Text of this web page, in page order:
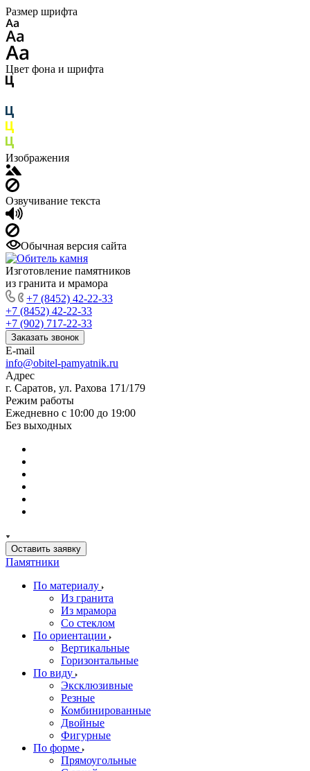
Размер шрифта
Цвет фона и шрифта
Изображения
Озвучивание текста
Обычная версия сайта
Изготовление памятников
из гранита и мрамора
+7 (8452) 42-22-33
+7 (8452) 42-22-33
+7 (902) 717-22-33
Заказать звонок
E-mail
info@obitel-pamyatnik.ru
Адрес
г. Саратов, ул. Рахова 171/179
Режим работы
Ежедневно с 10:00 до 19:00
Без выходных
Оставить заявку
Памятники
По материалу
Из гранита
Из мрамора
Со стеклом
По ориентации
Вертикальные
Горизонтальные
По виду
Эксклюзивные
Резные
Комбинированные
Двойные
Фигурные
По форме
Прямоугольные